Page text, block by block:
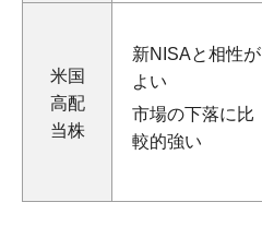
米国
高配
当株
新NISAと相性が
よい
市場の下落に比
較的強い